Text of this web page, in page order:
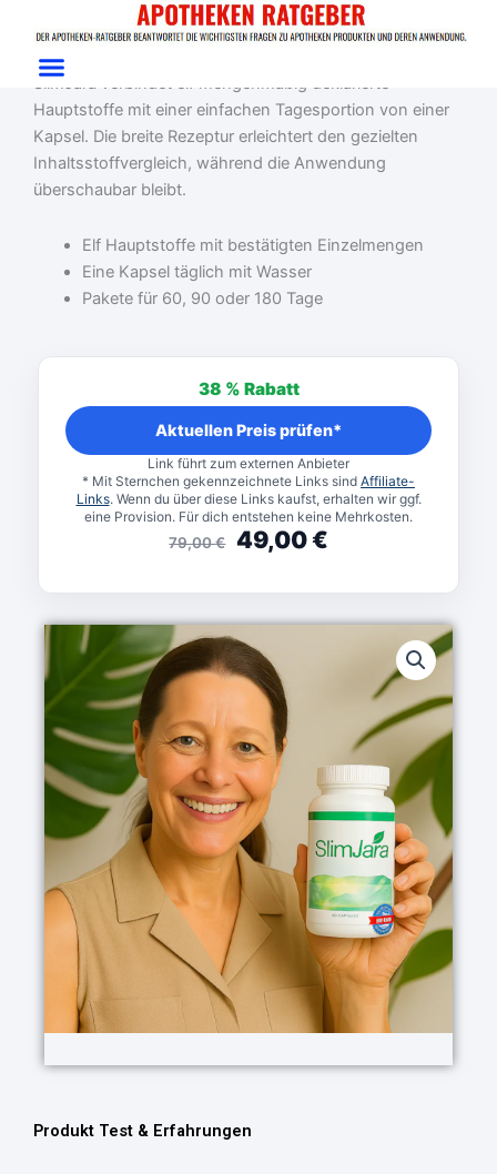
Inhalt
springen
Gewichtsmanagement / SlimJara
SlimJara Test: Gewichtsziele mit elf Hauptstoffen
SlimJara verbindet elf mengenmäßig deklarierte
Hauptstoffe mit einer einfachen Tagesportion von einer
Kapsel. Die breite Rezeptur erleichtert den gezielten
Inhaltsstoffvergleich, während die Anwendung
überschaubar bleibt.
Elf Hauptstoffe mit bestätigten Einzelmengen
Eine Kapsel täglich mit Wasser
Pakete für 60, 90 oder 180 Tage
38 % Rabatt
79,00€
war:
79,00 €
49,00€
49,00 €.
Aktuellen Preis prüfen*
Link führt zum externen Anbieter
* Mit Sternchen gekennzeichnete Links sind Affiliate-
Links. Wenn du über diese Links kaufst, erhalten wir ggf.
eine Provision. Für dich entstehen keine Mehrkosten.
Produkt Test & Erfahrungen